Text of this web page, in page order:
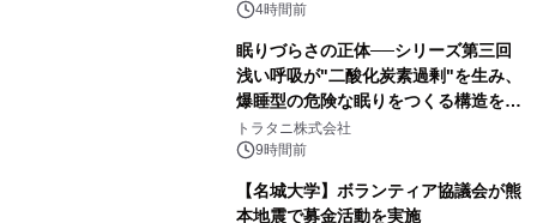
得な素泊まり連泊プランで
4時間前
眠りづらさの正体──シリーズ第三回
浅い呼吸が"二酸化炭素過剰"を生み、
爆睡型の危険な眠りをつくる構造を解
説
トラタニ株式会社
9時間前
【名城大学】ボランティア協議会が熊
本地震で募金活動を実施